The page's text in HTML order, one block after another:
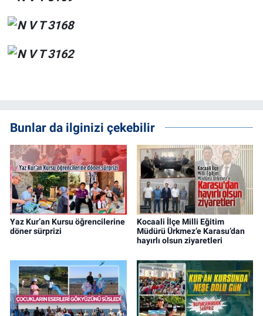
Bunlar da ilginizi çekebilir
Yaz Kur’an Kursu öğrencilerine
döner sürprizi
Kocaali İlçe Milli Eğitim
Müdürü Ürkmez’e Karasu’dan
hayırlı olsun ziyaretleri